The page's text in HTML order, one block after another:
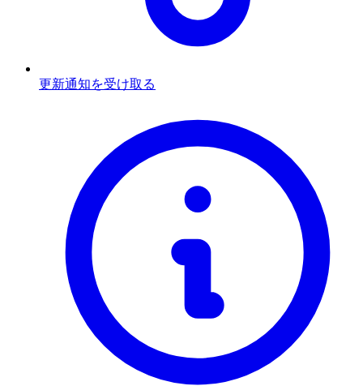
更新通知を受け取る